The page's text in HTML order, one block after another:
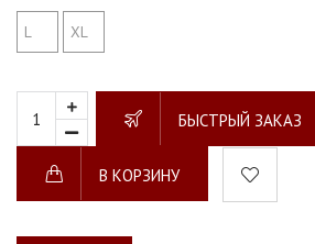
L XL
БЫСТРЫЙ ЗАКАЗ
В КОРЗИНУ